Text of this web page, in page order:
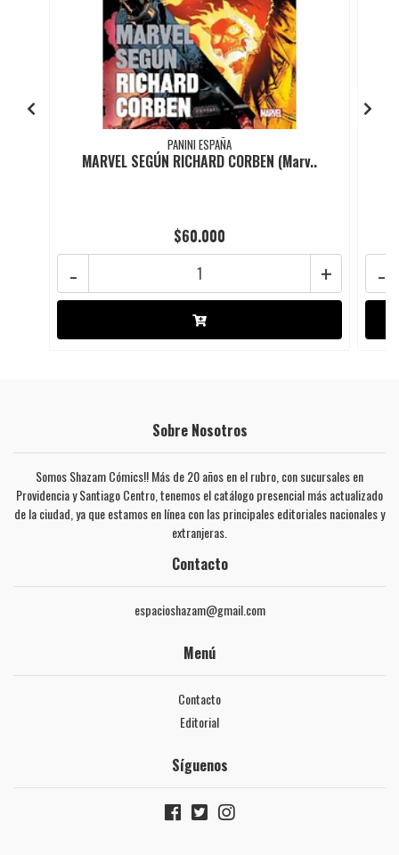
PANINI ESPAÑA
MARVEL SEGÚN RICHARD CORBEN (Marv..
$60.000
+
- -
Sobre Nosotros
Somos Shazam Cómics!! Más de 20 años en el rubro, con sucursales en
Providencia y Santiago Centro, tenemos el catálogo presencial más actualizado
de la ciudad, ya que estamos en línea con las principales editoriales nacionales y
extranjeras.
Contacto
espacioshazam@gmail.com
Menú
Contacto
Editorial
Síguenos